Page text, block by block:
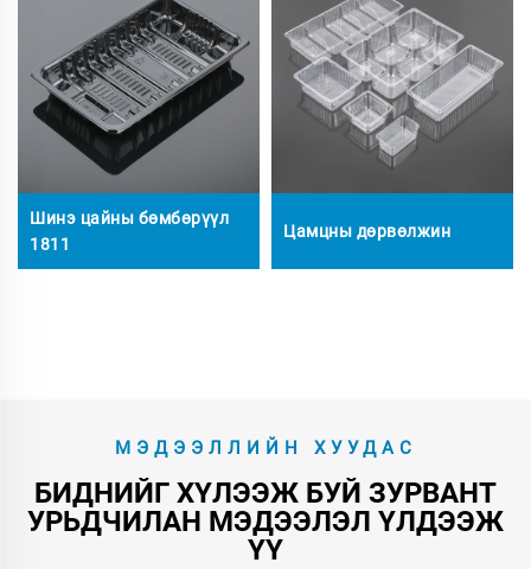
Шинэ цайны бөмбөрүүл
1811
Цамцны дөрвөлжин
МЭДЭЭЛЛИЙН ХУУДАС
БИДНИЙГ ХҮЛЭЭЖ БУЙ ЗУРВАНТ
УРЬДЧИЛАН МЭДЭЭЛЭЛ ҮЛДЭЭЖ
ҮҮ